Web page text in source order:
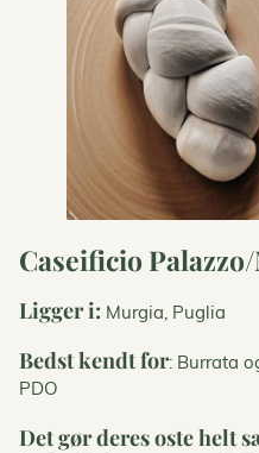
Caseificio
Ligger i: Murgia, Puglia
Bedst kendt for: Burrata
PDO
Det gør deres oste helt